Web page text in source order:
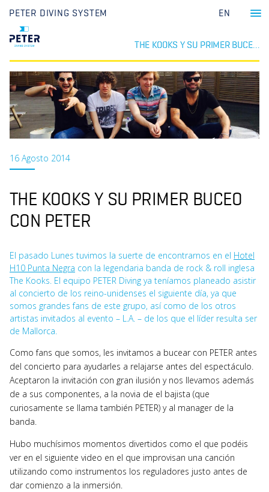
EN
PETER DIVING SYSTEM
THE KOOKS Y SU PRIMER BUCEO CON PETER
16 Agosto 2014
THE KOOKS Y SU PRIMER BUCEO
CON PETER
El pasado Lunes tuvimos la suerte de encontrarnos en el Hotel
H10 Punta Negra con la legendaria banda de rock & roll inglesa
The Kooks. El equipo PETER Diving ya teníamos planeado asistir
al concierto de los reino-unidenses el siguiente día, ya que
somos grandes fans de este grupo, así como de los otros
artistas invitados al evento – L.A. – de los que el líder resulta ser
de Mallorca.
Como fans que somos, les invitamos a bucear con PETER antes
del concierto para ayudarles a relajarse antes del espectáculo.
Aceptaron la invitación con gran ilusión y nos llevamos además
de a sus componentes, a la novia de el bajista (que
curiosamente se llama también PETER) y al manager de la
banda.
Hubo muchísimos momentos divertidos como el que podéis
ver en el siguiente video en el que improvisan una canción
utilizando como instrumentos los reguladores justo antes de
dar comienzo a la inmersión.